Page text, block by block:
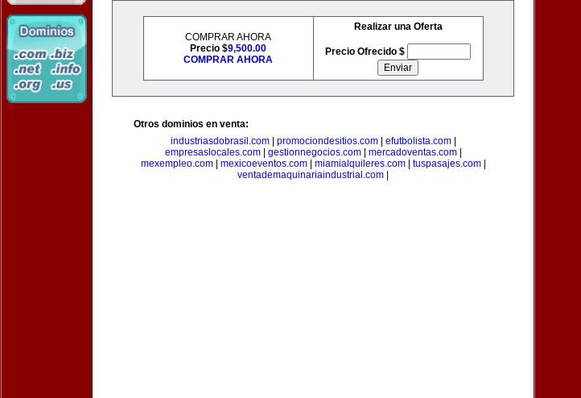
COMPRAR AHORA
Precio $9,500.00
COMPRAR AHORA
Realizar una Oferta
Precio Ofrecido $
Otros dominios en venta:
industriasdobrasil.com| promociondesitios.com| efutbolista.com|
empresaslocales.com| gestionnegocios.com| mercadoventas.com|
mexempleo.com| mexicoeventos.com| miamialquileres.com| tuspasajes.com|
ventademaquinariaindustrial.com